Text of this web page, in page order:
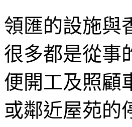
領匯的設施與
很多都是從事
便開工及照顧
或鄰近屋苑的